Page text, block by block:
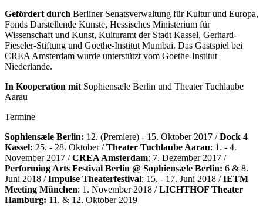
Gefördert durch Berliner Senatsverwaltung für Kultur und Europa,
Fonds Darstellende Künste, Hessisches Ministerium für
Wissenschaft und Kunst, Kulturamt der Stadt Kassel, Gerhard-
Fieseler-Stiftung und Goethe-Institut Mumbai. Das Gastspiel bei
CREA Amsterdam wurde unterstützt vom Goethe-Institut
Niederlande.
In Kooperation mitSophiensæle Berlin und Theater Tuchlaube
Aarau
Termine
Sophiensæle Berlin: 12. (Premiere) - 15. Oktober 2017 /Dock 4
Kassel: 25. - 28. Oktober /Theater Tuchlaube Aarau: 1. - 4.
November 2017 /CREA Amsterdam: 7. Dezember 2017 /
Performing Arts Festival Berlin @ Sophiensæle Berlin: 6 & 8.
Juni 2018 /Impulse Theaterfestival: 15. - 17. Juni 2018 /IETM
Meeting München: 1. November 2018 /LICHTHOF Theater
Hamburg: 11. & 12. Oktober 2019